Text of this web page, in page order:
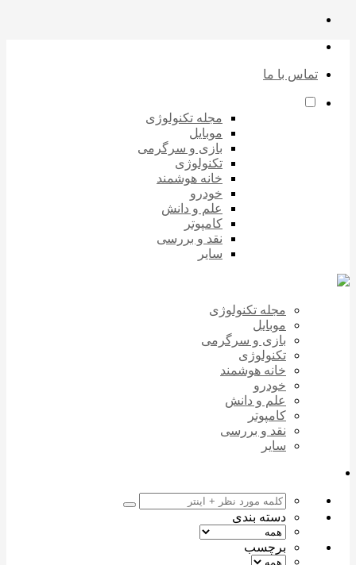
تماس با ما
مجله تکنولوژی
موبایل
بازی و سرگرمی
تکنولوژی
خانه هوشمند
خودرو
علم و دانش
کامپوتر
نقد و بررسی
سایر
مجله تکنولوژی
موبایل
بازی و سرگرمی
تکنولوژی
خانه هوشمند
خودرو
علم و دانش
کامپوتر
نقد و بررسی
سایر
دسته بندی
برچسب